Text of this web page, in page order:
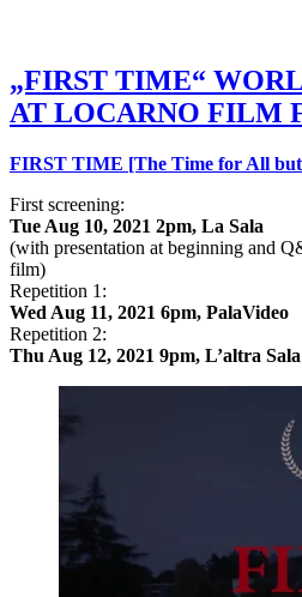
„FIRST TIME“
AT LOCARNO FILM
FIRST TIME [The Time for All
First screening:
Tue Aug 10, 2021 2pm, La Sala
(with presentation at beginning and
film)
Repetition 1:
Wed Aug 11, 2021 6pm, PalaVideo
Repetition 2:
Thu Aug 12, 2021 9pm, L’altra Sala